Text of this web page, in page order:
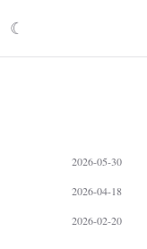
☾
2026-05-30
2026-04-18
2026-02-20